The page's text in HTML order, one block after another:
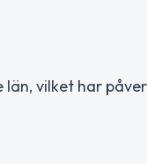
län, vilket har